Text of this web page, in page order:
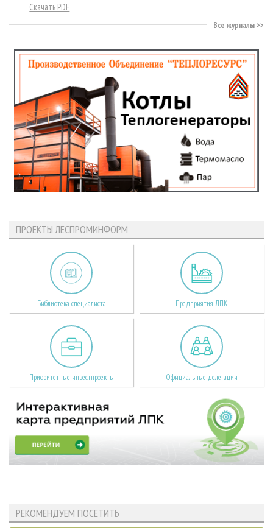
Скачать PDF
Все журналы
ПРОЕКТЫ ЛЕСПРОМИНФОРМ
Библиотека специалиста Предприятия ЛПК
Приоритетные инвестпроекты Официальные делегации
РЕКОМЕНДУЕМ ПОСЕТИТЬ